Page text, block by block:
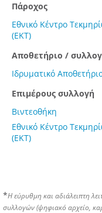
Πάροχος
Εθνικό Κέντρο
(ΕΚΤ)
Αποθετήριο /
Ιδρυματικό
Επιμέρους συλλογή
Βιντεοθήκη
Εθνικό Κέντρο
(ΕΚΤ)
*Η εύρυθμη και αδιάλειπτη
συλλογών (ψηφιακό αρχείο,